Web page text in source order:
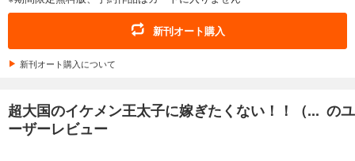
新刊オート購入
新刊オート購入について
超大国のイケメン王太子に嫁ぎたくない！！（... のユ
ーザーレビュー